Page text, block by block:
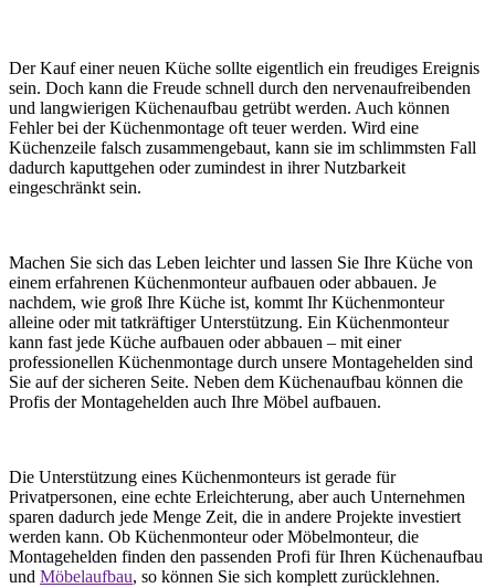
Der Kauf einer neuen Küche sollte eigentlich ein freudiges Ereignis
sein. Doch kann die Freude schnell durch den nervenaufreibenden
und langwierigen Küchenaufbau getrübt werden. Auch können
Fehler bei der Küchenmontage oft teuer werden. Wird eine
Küchenzeile falsch zusammengebaut, kann sie im schlimmsten Fall
dadurch kaputtgehen oder zumindest in ihrer Nutzbarkeit
eingeschränkt sein.
Machen Sie sich das Leben leichter und lassen Sie Ihre Küche von
einem erfahrenen Küchenmonteur aufbauen oder abbauen. Je
nachdem, wie groß Ihre Küche ist, kommt Ihr Küchenmonteur
alleine oder mit tatkräftiger Unterstützung. Ein Küchenmonteur
kann fast jede Küche aufbauen oder abbauen – mit einer
professionellen Küchenmontage durch unsere Montagehelden sind
Sie auf der sicheren Seite. Neben dem Küchenaufbau können die
Profis der Montagehelden auch Ihre Möbel aufbauen.
Die Unterstützung eines Küchenmonteurs ist gerade für
Privatpersonen, eine echte Erleichterung, aber auch Unternehmen
sparen dadurch jede Menge Zeit, die in andere Projekte investiert
werden kann. Ob Küchenmonteur oder Möbelmonteur, die
Montagehelden finden den passenden Profi für Ihren Küchenaufbau
und Möbelaufbau, so können Sie sich komplett zurücklehnen.